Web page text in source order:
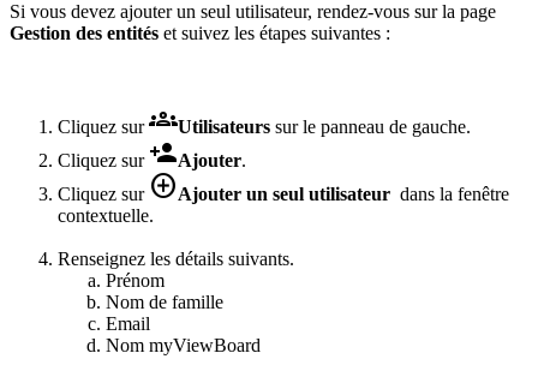
Si vous devez ajouter un seul utilisateur, rendez-vous sur la page
Gestion des entités et suivez les étapes suivantes :
Cliquez surUtilisateurs sur le panneau de gauche.
Cliquez sur Ajouter.
Cliquez sur Ajouter un seul utilisateur dans la fenêtre
contextuelle.
Renseignez les détails suivants.
Prénom
Nom de famille
Email
Nom myViewBoard